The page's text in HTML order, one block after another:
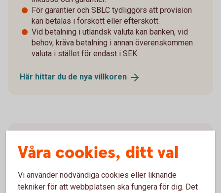
För garantier och SBLC tydliggörs att provision
kan betalas i förskott eller efterskott.
Vid betalning i utländsk valuta kan banken, vid
behov, kräva betalning i annan överenskommen
valuta i stället för endast i SEK.
Här hittar du de nya villkoren
Logga in
Våra cookies, ditt val
Vi använder nödvändiga cookies eller liknande
tekniker för att webbplatsen ska fungera för dig. Det